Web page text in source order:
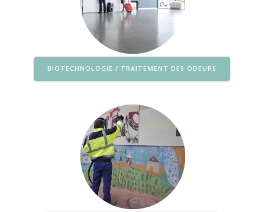
BIOTECHNOLOGIE / TRAITEMENT DES ODEURS